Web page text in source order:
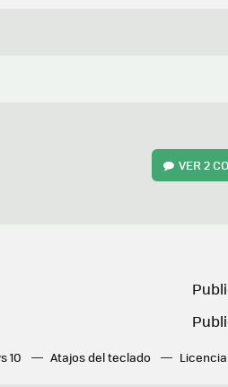
VER2
10 Atajos del teclado